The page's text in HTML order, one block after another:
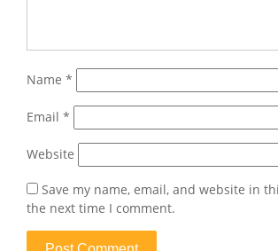
Name *
Email *
Website
Save my name, email, and website in
the next time I comment.